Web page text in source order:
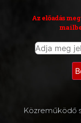
Az előadás
Közreműködő